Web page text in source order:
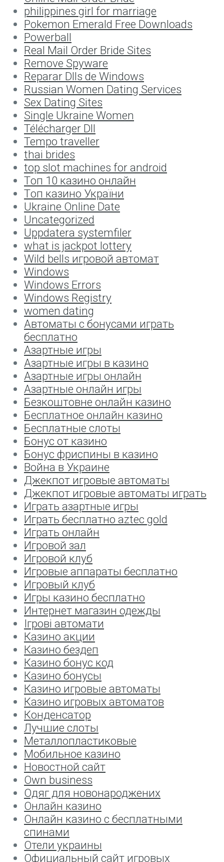
philippines girl for marriage
Pokemon Emerald Free Downloads
Powerball
Real Mail Order Bride Sites
Remove Spyware
Reparar Dlls de Windows
Russian Women Dating Services
Sex Dating Sites
Single Ukraine Women
Télécharger Dll
Tempo traveller
thai brides
top slot machines for android
Tоп 10 казино онлайн
Tоп казино України
Ukraine Online Date
Uncategorized
Uppdatera systemfiler
what is jackpot lottery
Wild bells игровой автомат
Windows
Windows Errors
Windows Registry
women dating
Автоматы с бонусами играть
бесплатно
Азартные игры
Азартные игры в казино
Азартные игры онлайн
Азартные онлайн игры
Безкоштовне онлайн казино
Бесплатное онлайн казино
Бесплатные слоты
Бонус от казино
Бонус фриспины в казино
Война в Украине
Джекпот игровые автоматы
Джекпот игровые автоматы играть
Играть азартные игры
Играть бесплатно aztec gold
Играть онлайн
Игровой зал
Игровой клуб
Игровые аппараты бесплатно
Игровый клуб
Игры казино бесплатно
Интернет магазин одежды
Ігрові автомати
Казино акции
Казино бездеп
Казино бонус код
Казино бонусы
Казино игровые автоматы
Казино игровых автоматов
Конденсатор
Лучшие слоты
Металлопластиковые
Мобильное казино
Новостной сайт
Оwn business
Одяг для новонароджених
Онлайн казино
Онлайн казино с бесплатными
спинами
Отели украины
Официальный сайт игровых